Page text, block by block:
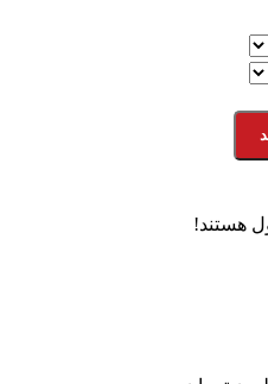
2,486,000 تومان
هستند!